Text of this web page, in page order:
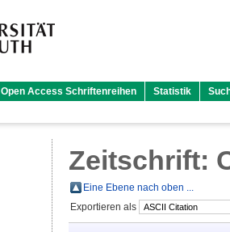
Open Access Schriftenreihen Statistik
Zeitschrift:
Eine Ebene nach oben ...
Exportieren als